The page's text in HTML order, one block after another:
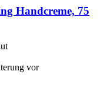
Handcreme, 75
vor